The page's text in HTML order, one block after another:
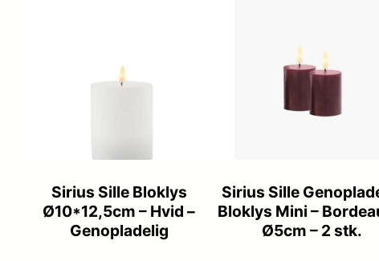
Sirius Sille Bloklys
Ø10*12,5cm – Hvid –
Genopladelig
Sirius Sille
Bloklys Mini –
Ø5cm – 2 stk.